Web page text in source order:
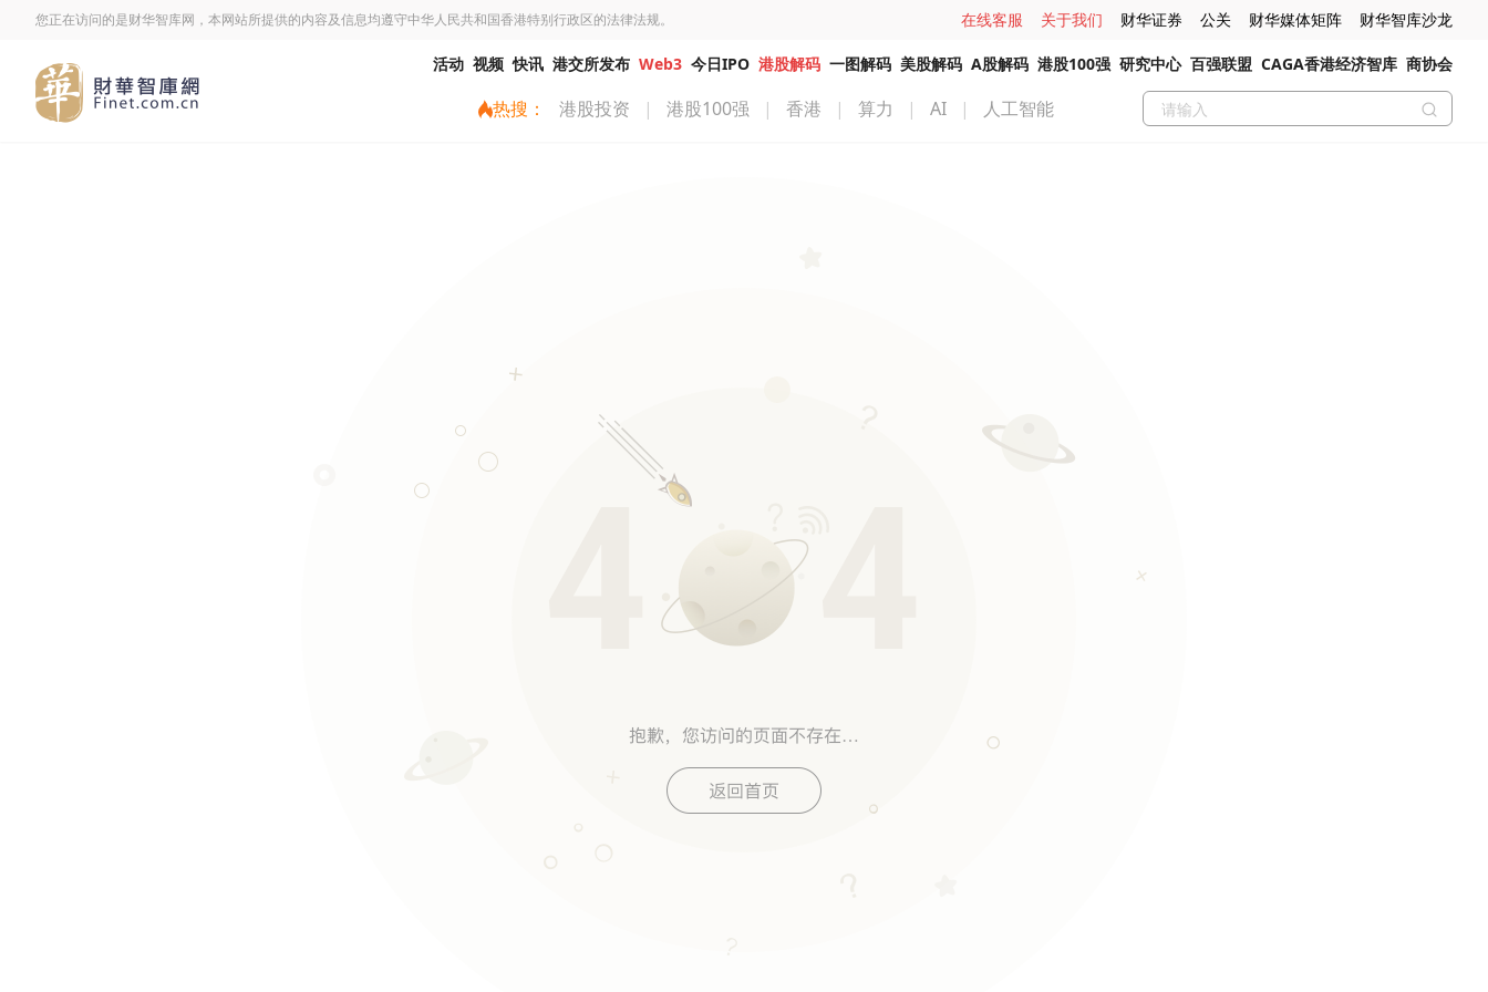
您正在访问的是财华智库网，本网站所提供的内容及信息均遵守中华人民共和国香港特别行政区的法律法规。 在线客服 关于我们 财华证券 公关 财华媒体矩阵 财华智库沙龙
活动 视频 快讯 港交所发布 Web3 今日IPO 港股解码 一图解码 美股解码 A股解码 港股100强 研究中心 百强联盟 CAGA香港经济智库 商协会
热搜： 港股投资 | 港股100强 | 香港 | 算力 | AI | 人工智能